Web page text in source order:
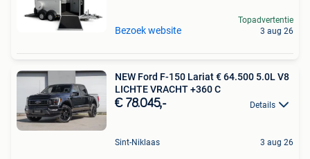
Bezoek website
Topadvertentie
3 aug 26
NEW Ford F-150 Lariat € 64.500 5.0L V8
LICHTE VRACHT +360 C
€ 78.045,- Details
Sint-Niklaas 3 aug 26